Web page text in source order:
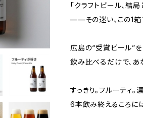
「クラフトビール、結
——その迷い、この1箱
広島の“受賞ビール”を
飲み比べるだけで、あ
すっきり。フルーティ。
6本飲み終えるころに